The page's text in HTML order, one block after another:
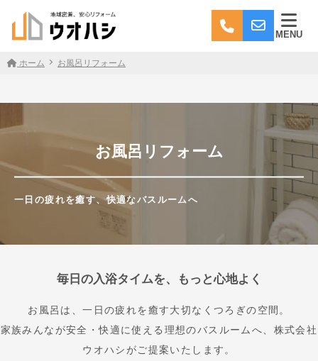
MENU
ホーム お風呂リフォーム
お風呂リフォーム
一日の疲れを癒す、快適なバスルームへ
毎日の入浴タイムを、もっと心地よく
お風呂は、一日の疲れを癒す大切なくつろぎの空間。
家族みんなが安全・快適に使える理想のバスルームへ、株式会社
ウオハシがご提案いたします。